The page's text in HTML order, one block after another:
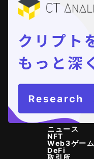
ニュース
NFT
Web3ゲーム
DeFi